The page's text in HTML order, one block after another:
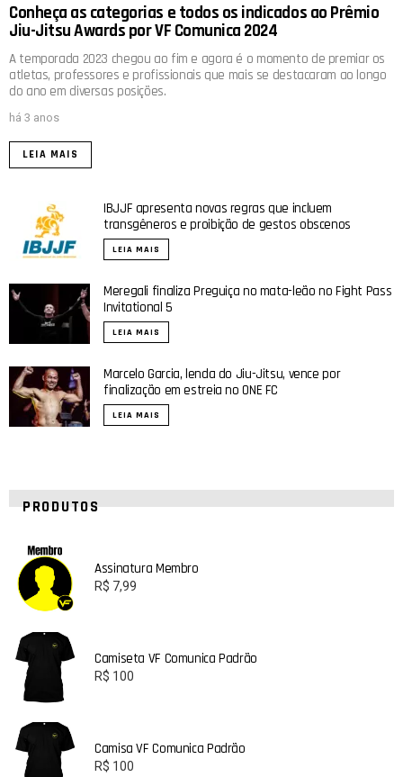
Conheça as categorias e todos os indicados ao Prêmio
Jiu-Jitsu Awards por VF Comunica 2024
A temporada 2023 chegou ao fim e agora é o momento de premiar os
atletas, professores e profissionais que mais se destacaram ao longo
do ano em diversas posições.
há 3 anos
LEIA MAIS
IBJJF apresenta novas regras que incluem
transgêneros e proibição de gestos obscenos
LEIA MAIS
Meregali finaliza Preguiça no mata-leão no Fight Pass
Invitational 5
LEIA MAIS
Marcelo Garcia, lenda do Jiu-Jitsu, vence por
finalização em estreia no ONE FC
LEIA MAIS
PRODUTOS
Assinatura Membro
R$ 7,99
Camiseta VF Comunica Padrão
R$ 100
Camisa VF Comunica Padrão
R$ 100